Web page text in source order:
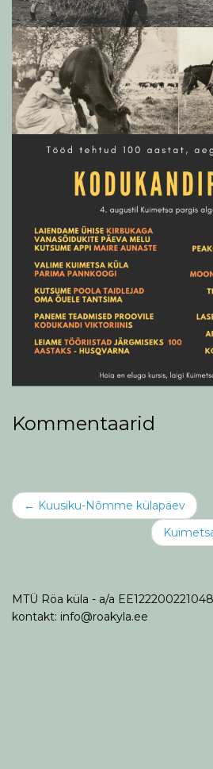
Kommentaarid
Post
navigation
← Kuusiku-Nõmme külapäev
MTÜ Röa küla - a/a
kontakt: info@roakyla.ee